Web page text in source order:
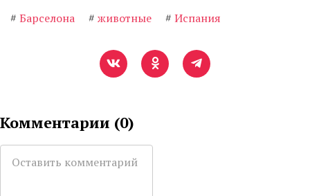
# Барселона # животные # Испания
Комментарии (0)